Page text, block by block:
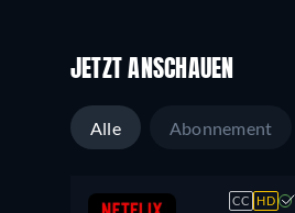
JETZT ANSCHAUEN
Alle Abonnement
CC HD